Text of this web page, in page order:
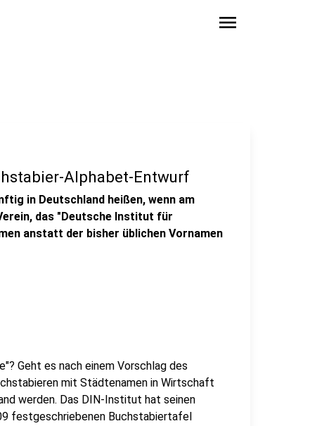
menu
Alphabet-Entwurf
in Deutschland heißen, wenn am
das "Deutsche Institut für
anstatt der bisher üblichen Vornamen
Geht es nach einem Vorschlag des
mit Städtenamen in Wirtschaft
werden. Das DIN-Institut hat seinen
festgeschriebenen Buchstabiertafel